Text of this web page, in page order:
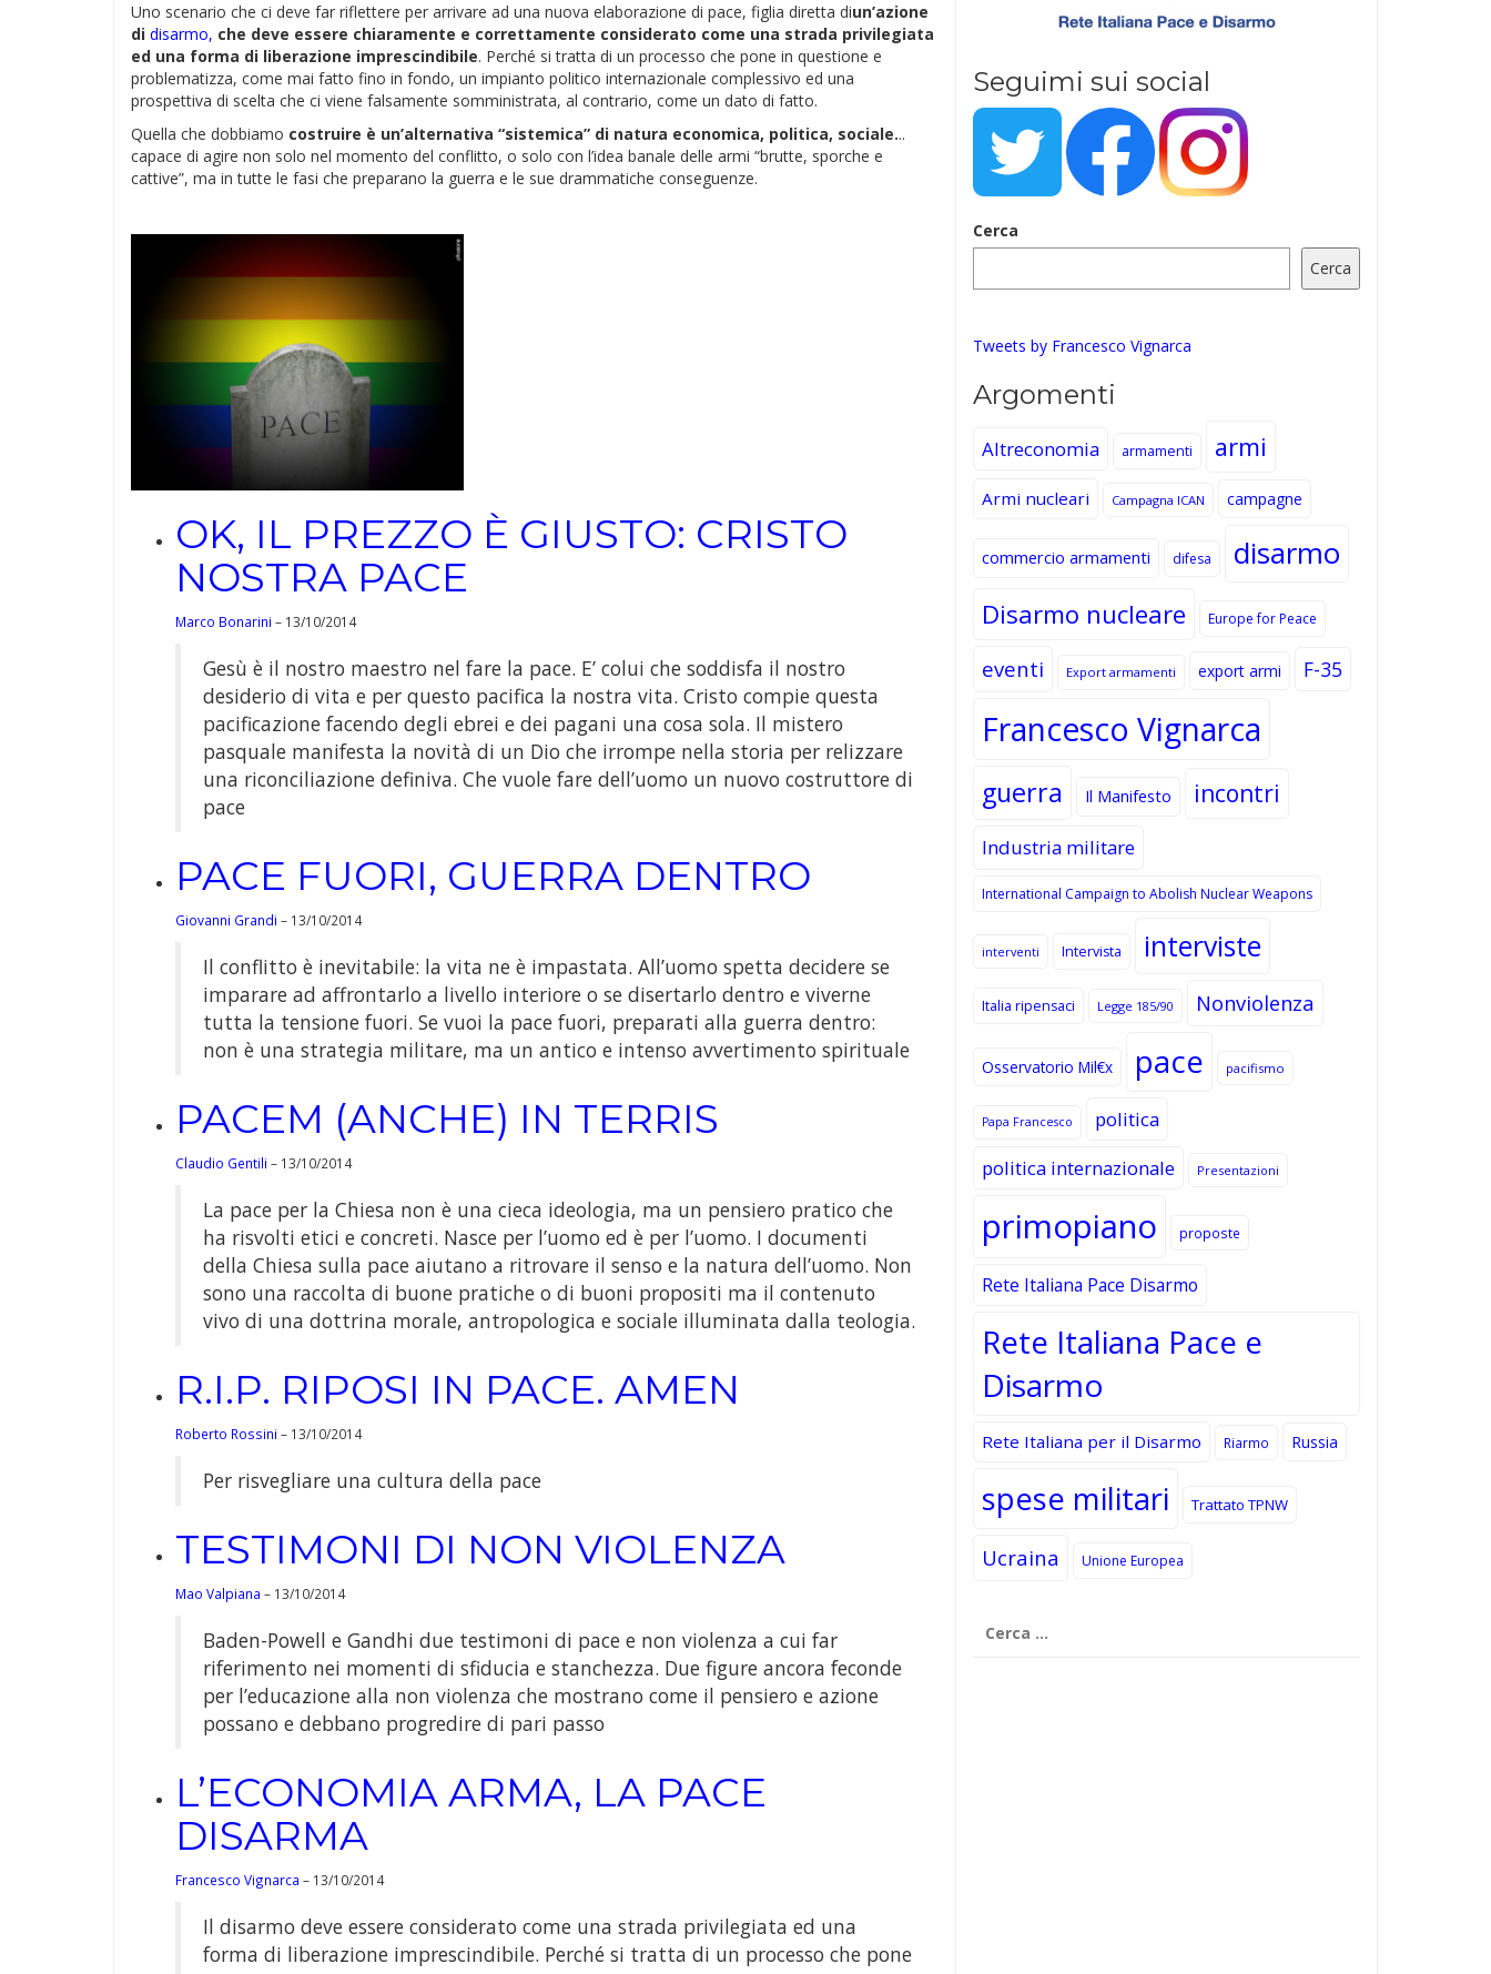
Uno scenario che ci deve far riflettere per arrivare ad una nuova elaborazione di pace, figlia diretta diun’azione
di disarmo, che deve essere chiaramente e correttamente considerato come una strada privilegiata
ed una forma di liberazione imprescindibile. Perché si tratta di un processo che pone in questione e
problematizza, come mai fatto fino in fondo, un impianto politico internazionale complessivo ed una
prospettiva di scelta che ci viene falsamente somministrata, al contrario, come un dato di fatto.
Quella che dobbiamo costruire è un’alternativa “sistemica” di natura economica, politica, sociale...
capace di agire non solo nel momento del conflitto, o solo con l’idea banale delle armi “brutte, sporche e
cattive”, ma in tutte le fasi che preparano la guerra e le sue drammatiche conseguenze.
OK, IL PREZZO È GIUSTO: CRISTO
NOSTRA PACE
Marco Bonarini – 13/10/2014
Gesù è il nostro maestro nel fare la pace. E’ colui che soddisfa il nostro
desiderio di vita e per questo pacifica la nostra vita. Cristo compie questa
pacificazione facendo degli ebrei e dei pagani una cosa sola. Il mistero
pasquale manifesta la novità di un Dio che irrompe nella storia per relizzare
una riconciliazione definiva. Che vuole fare dell’uomo un nuovo costruttore di
pace
PACE FUORI, GUERRA DENTRO
Giovanni Grandi – 13/10/2014
Il conflitto è inevitabile: la vita ne è impastata. All’uomo spetta decidere se
imparare ad affrontarlo a livello interiore o se disertarlo dentro e viverne
tutta la tensione fuori. Se vuoi la pace fuori, preparati alla guerra dentro:
non è una strategia militare, ma un antico e intenso avvertimento spirituale
PACEM (ANCHE) IN TERRIS
Claudio Gentili – 13/10/2014
La pace per la Chiesa non è una cieca ideologia, ma un pensiero pratico che
ha risvolti etici e concreti. Nasce per l’uomo ed è per l’uomo. I documenti
della Chiesa sulla pace aiutano a ritrovare il senso e la natura dell’uomo. Non
sono una raccolta di buone pratiche o di buoni propositi ma il contenuto
vivo di una dottrina morale, antropologica e sociale illuminata dalla teologia.
R.I.P. RIPOSI IN PACE. AMEN
Roberto Rossini – 13/10/2014
Per risvegliare una cultura della pace
TESTIMONI DI NON VIOLENZA
Mao Valpiana – 13/10/2014
Baden-Powell e Gandhi due testimoni di pace e non violenza a cui far
riferimento nei momenti di sfiducia e stanchezza. Due figure ancora feconde
per l’educazione alla non violenza che mostrano come il pensiero e azione
possano e debbano progredire di pari passo
L’ECONOMIA ARMA, LA PACE
DISARMA
Francesco Vignarca – 13/10/2014
Il disarmo deve essere considerato come una strada privilegiata ed una
forma di liberazione imprescindibile. Perché si tratta di un processo che pone
Seguimi sui social
Cerca
Cerca
Tweets by Francesco Vignarca
Argomenti
Altreconomia armamenti armi
Armi nucleari Campagna ICAN campagne
commercio armamenti difesa disarmo
Disarmo nucleare Europe for Peace
eventi Export armamenti export armi F-35
Francesco Vignarca
guerra Il Manifesto incontri
Industria militare
International Campaign to Abolish Nuclear Weapons
interventi Intervista interviste
Italia ripensaci Legge 185/90 Nonviolenza
Osservatorio Mil€x pace pacifismo
Papa Francesco
politica
politica internazionale
Presentazioni
primopiano proposte
Rete Italiana Pace Disarmo
Rete Italiana Pace e
Disarmo
Rete Italiana per il Disarmo Riarmo Russia
spese militari Trattato TPNW
Ucraina Unione Europea
per: